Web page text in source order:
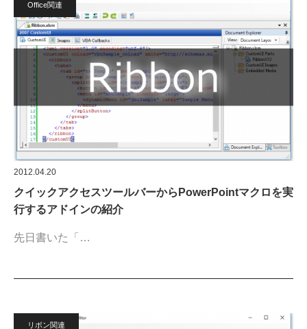
Office関連
2012.04.20
クイックアクセスツールバーからPowerPointマクロを実
行するアドインの紹介
先日書いた「…
リボン関連